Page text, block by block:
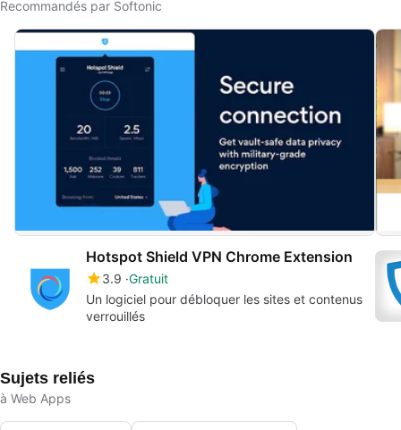
Recommandés par Softonic
Hotspot Shield VPN Chrome Extension
3.9 Gratuit
Un logiciel pour débloquer les sites et contenus
verrouillés
Sujets reliés
à Web Apps